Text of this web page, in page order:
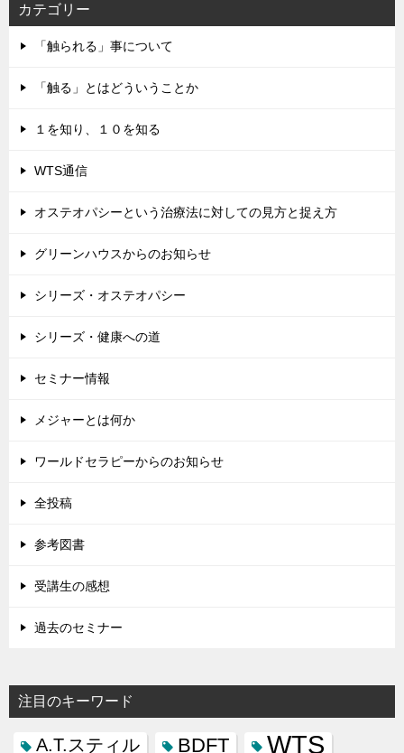
カテゴリー
「触られる」事について
「触る」とはどういうことか
１を知り、１０を知る
WTS通信
オステオパシーという治療法に対しての見方と捉え方
グリーンハウスからのお知らせ
シリーズ・オステオパシー
シリーズ・健康への道
セミナー情報
メジャーとは何か
ワールドセラピーからのお知らせ
全投稿
参考図書
受講生の感想
過去のセミナー
注目のキーワード
A.T.スティル BDFT WTS